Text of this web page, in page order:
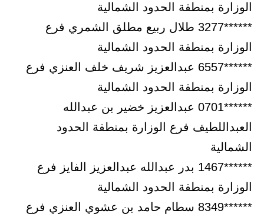
الوزارة بمنطقة الحدود الشمالية
******3277 طلال ربيع مطلق الشمري فرع
الوزارة بمنطقة الحدود الشمالية
******6557 عبدالعزيز شريف خلف العنزي فرع
الوزارة بمنطقة الحدود الشمالية
******0701 عبدالعزيز خضير بن عبدالله
العبداللطيف فرع الوزارة بمنطقة الحدود
الشمالية
******1467 بدر عبدالله عبدالعزيز الفايز فرع
الوزارة بمنطقة الحدود الشمالية
******8349 سطام حامد بن عشوي العنزي فرع